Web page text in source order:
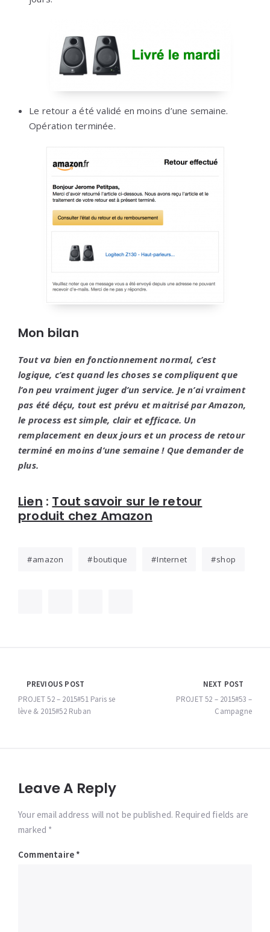
Le retour a été validé en moins d’une semaine.
Opération terminée.
Mon bilan
Tout va bien en fonctionnement normal, c’est
logique, c’est quand les choses se compliquent que
l’on peu vraiment juger d’un service. Je n’ai vraiment
pas été déçu, tout est prévu et maitrisé par Amazon,
le process est simple, clair et efficace. Un
remplacement en deux jours et un process de retour
terminé en moins d’une semaine ! Que demander de
plus.
Lien : Tout savoir sur le retour
produit chez Amazon
amazon boutique Internet shop
Navigation
de
PREVIOUS POST
PROJET 52 – 2015#51 Paris se
lève & 2015#52 Ruban
NEXT POST
PROJET 52 – 2015#53 –
Campagne
Leave A Reply
Your email address will not be published. Required fields are
marked *
Commentaire *